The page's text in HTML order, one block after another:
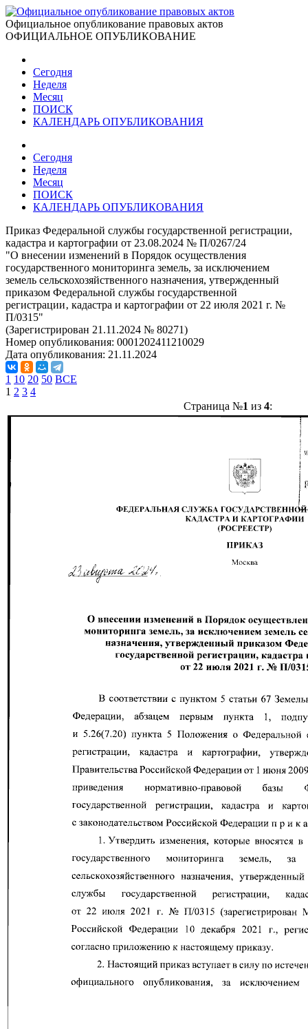
Официальное опубликование правовых актов
ОФИЦИАЛЬНОЕ ОПУБЛИКОВАНИЕ
Сегодня
Неделя
Месяц
ПОИСК
КАЛЕНДАРЬ ОПУБЛИКОВАНИЯ
Сегодня
Неделя
Месяц
ПОИСК
КАЛЕНДАРЬ ОПУБЛИКОВАНИЯ
Приказ Федеральной службы государственной регистрации,
кадастра и картографии от 23.08.2024 № П/0267/24
"О внесении изменений в Порядок осуществления
государственного мониторинга земель, за исключением
земель сельскохозяйственного назначения, утвержденный
приказом Федеральной службы государственной
регистрации‚ кадастра и картографии от 22 июля 2021 г. №
П/0315"
(Зарегистрирован 21.11.2024 № 80271)
Номер опубликования: 0001202411210029
Дата опубликования: 21.11.2024
1 10 20 50 ВСЕ
1 2 3 4
Страница №1 из 4: